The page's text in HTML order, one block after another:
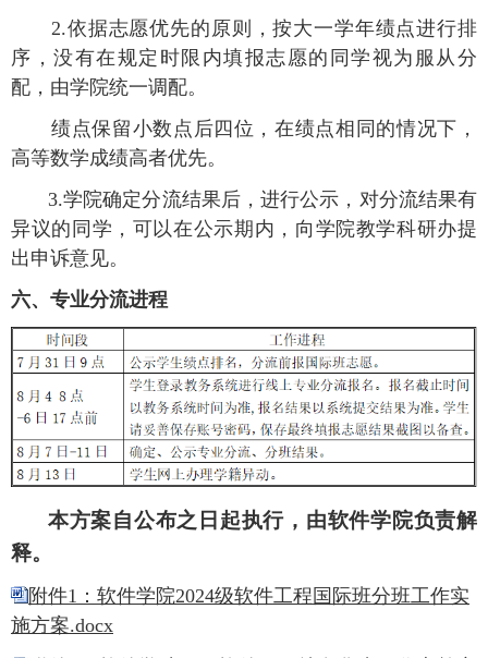
2.依据志愿优先的原则，按大一学年绩点进行排
序，没有在规定时限内填报志愿的同学视为服从分
配 ， 由学院统一调配。
绩点保留小数点后四位，在绩点相同的情况下，
高等数学成绩高者优先。
3.学院确定分流结果后，进行公示，对分流结果有
异议的同学，可以在公示期内，向学院教学科研办提
出申诉意见。
六、专业分流进程
本方案自公布之日起执行，由软件学院负责解
释。
附件1：软件学院2024级软件工程国际班分班工作实
施方案.docx